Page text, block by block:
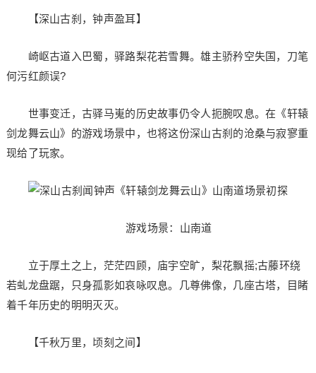
【深山古刹，钟声盈耳】
崎岖古道入巴蜀，驿路梨花若雪舞。雄主骄矜空失国，刀笔
何污红颜误?
世事变迁，古驿马嵬的历史故事仍令人扼腕叹息。在《轩辕
剑龙舞云山》的游戏场景中，也将这份深山古刹的沧桑与寂寥重
现给了玩家。
游戏场景：山南道
立于厚土之上，茫茫四顾，庙宇空旷，梨花飘摇;古藤环绕
若虬龙盘踞，只身孤影如哀咏叹息。几尊佛像，几座古塔，目睹
着千年历史的明明灭灭。
【千秋万里，顷刻之间】